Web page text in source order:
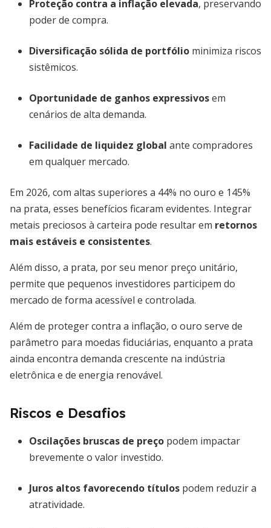
Proteção contra a inflação elevada, preservando
poder de compra.
Diversificação sólida de portfólio minimiza riscos
sistêmicos.
Oportunidade de ganhos expressivosem
cenários de alta demanda.
Facilidade de liquidez global ante compradores
em qualquer mercado.
Em 2026, com altas superiores a 44% no ouro e 145%
na prata, esses benefícios ficaram evidentes. Integrar
metais preciosos à carteira pode resultar em retornos
mais estáveis e consistentes.
Além disso, a prata, por seu menor preço unitário,
permite que pequenos investidores participem do
mercado de forma acessível e controlada.
Além de proteger contra a inflação, o ouro serve de
parâmetro para moedas fiduciárias, enquanto a prata
ainda encontra demanda crescente na indústria
eletrônica e de energia renovável.
Riscos e Desafios
Oscilações bruscas de preço podem impactar
brevemente o valor investido.
Juros altos favorecendo títulos podem reduzir a
atratividade.